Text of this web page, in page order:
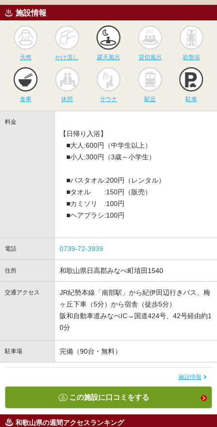
施設情報
天然
かけ流し
かけ流し
露天風呂
露天風呂
貸切風呂
貸切風呂 岩盤浴
食事 休憩
サウナ
サウナ 駅近 駐車
料金
【日帰り入浴】
■大人:600円（中学生以上）
■小人:300円（3歳～小学生）
■バスタオル:200円（レンタル）
■タオル :150円（販売）
■カミソリ :100円
■ヘアブラシ:100円
電話 0739-72-3939
住所 和歌山県日高郡みなべ町埴田1540
交通アクセス
JR紀勢本線「南部駅」から紀伊田辺行きバス、梅
ヶ丘下車（5分）から宿舎（徒歩5分）
阪和自動車道みなべIC→国道424号、42号経由約1
0分
駐車場 完備（90台・無料）
施設情報
この施設に口コミをする
和歌山県の週間アクセスランキング